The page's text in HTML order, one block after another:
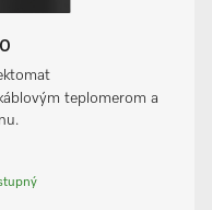
teplomerom a